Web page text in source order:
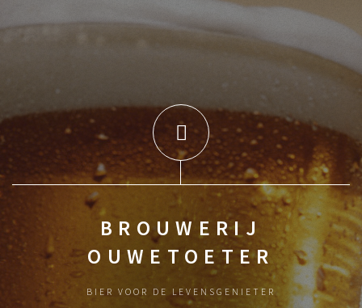
BROUWERIJ
OUWETOETER
BIER VOOR DE LEVENSGENIETER